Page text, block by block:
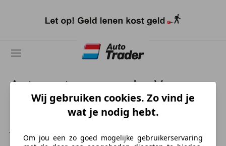
naar
Autocentrum van der Veen
NL-8448 GV HEERENVEEN
Wij gebruiken cookies. Zo vind je
wat je nodig hebt.
Om jou een zo goed mogelijke gebruikerservaring